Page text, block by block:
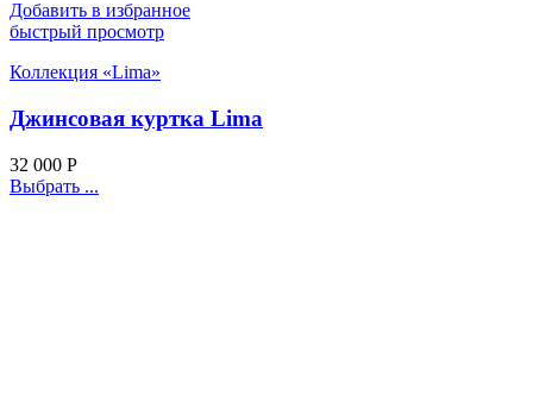
Добавить в избранное
быстрый просмотр
Коллекция «Lima»
Джинсовая куртка Lima
32 000 Р
Выбрать ...